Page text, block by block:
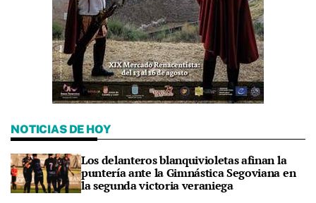
NOTICIAS DE HOY
Los delanteros blanquivioletas afinan la
puntería ante la Gimnástica Segoviana en
la segunda victoria veraniega